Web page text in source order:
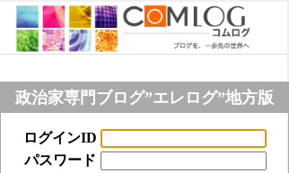
政治家専門ブログ”エレログ”地方版
ログインID
パスワード